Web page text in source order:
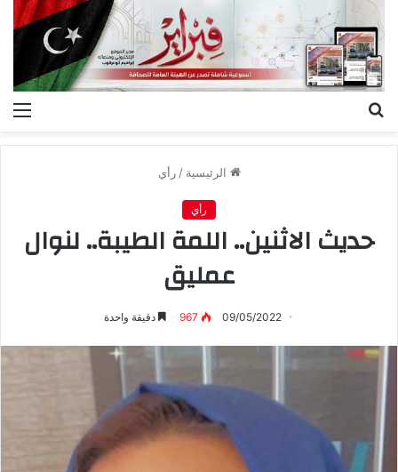
الرئيسية / رأي
رأي
حديث الاثنين.. اللمة الطيبة.. لنوال
عمليق
09/05/2022
967 دقيقة واحدة